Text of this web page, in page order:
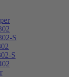
S
S